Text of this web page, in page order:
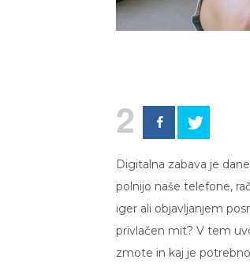
2
Digitalna zabava je
polnijo naše telefone,
iger ali objavljanjem
privlačen mit? V tem
zmote in kaj je